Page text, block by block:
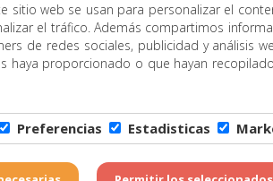
sitio web se usan para personalizar el
el tráfico. Además compartimos
de redes sociales, publicidad y análisis
haya proporcionado o que hayan
Preferencias Estadisticas
P. Menor Cumplimiento Transparencia
- Diócesis de Canarias. Todos los derechos reservados